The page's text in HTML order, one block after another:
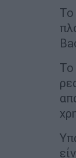
Το
Το